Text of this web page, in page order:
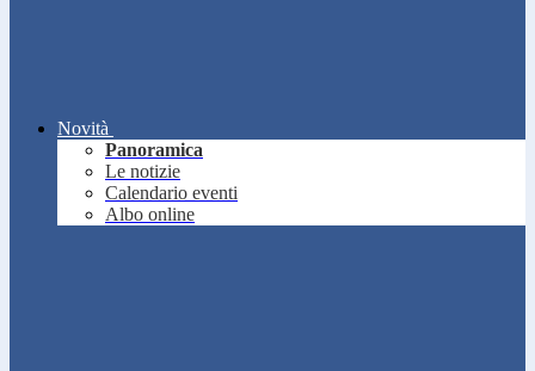
Novità
Panoramica
Le notizie
Calendario eventi
Albo online